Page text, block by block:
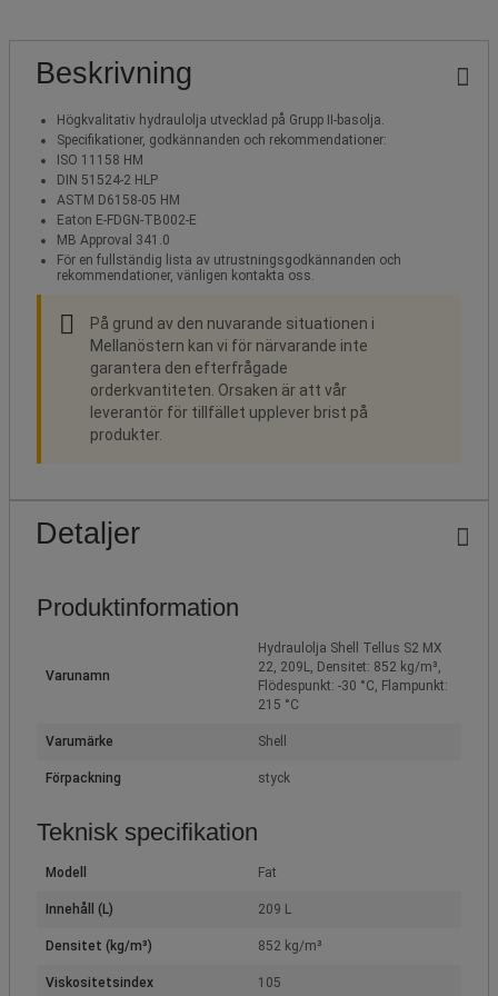
Beskrivning
Högkvalitativ hydraulolja utvecklad på Grupp II-basolja.
Specifikationer, godkännanden och rekommendationer:
ISO 11158 HM
DIN 51524-2 HLP
ASTM D6158-05 HM
Eaton E-FDGN-TB002-E
MB Approval 341.0
För en fullständig lista av utrustningsgodkännanden och
rekommendationer, vänligen kontakta oss.
På grund av den nuvarande situationen i
Mellanöstern kan vi för närvarande inte
garantera den efterfrågade
orderkvantiteten. Orsaken är att vår
leverantör för tillfället upplever brist på
produkter.
Detaljer
Produktinformation
Varunamn
Hydraulolja Shell Tellus S2 MX
22, 209L, Densitet: 852 kg/m³,
Flödespunkt: -30 °C, Flampunkt:
215 °C
Varumärke Shell
Förpackning styck
Teknisk specifikation
Modell Fat
Innehåll (L) 209 L
Densitet (kg/m³) 852 kg/m³
Viskositetsindex 105